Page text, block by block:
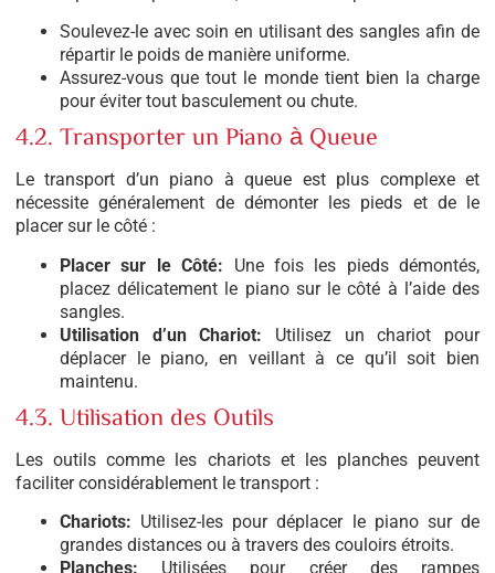
Soulevez-le avec soin en utilisant des sangles afin de
répartir le poids de manière uniforme.
Assurez-vous que tout le monde tient bien la charge
pour éviter tout basculement ou chute.
4.2. Transporter un Piano à Queue
Le transport d’un piano à queue est plus complexe et
nécessite généralement de démonter les pieds et de le
placer sur le côté :
Placer sur le Côté: Une fois les pieds démontés,
placez délicatement le piano sur le côté à l’aide des
sangles.
Utilisation d’un Chariot: Utilisez un chariot pour
déplacer le piano, en veillant à ce qu’il soit bien
maintenu.
4.3. Utilisation des Outils
Les outils comme les chariots et les planches peuvent
faciliter considérablement le transport :
Chariots: Utilisez-les pour déplacer le piano sur de
grandes distances ou à travers des couloirs étroits.
Planches: Utilisées pour créer des rampes